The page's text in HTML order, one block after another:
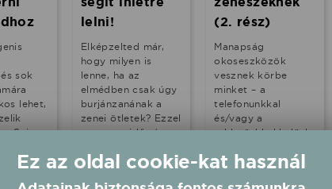
sok
lehet,
Sajnos
oka
egyes
lelni!
Elképzelted már,
hogy milyen is
lenne, ha az
elmédben csak úgy
burjánzanának a
zenei ötletek? Ezzel
rengeteg időt és
takaríthatnál meg.
(2. rész)
Manapság
okoseszközök
vesznek körbe
minket – a
telefonunkkal
és/vagy a
tabletünkkel kelünk
Szerencsére ma
Ez az oldal cookie-kat használ